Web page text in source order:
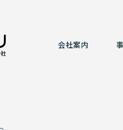
会社案内